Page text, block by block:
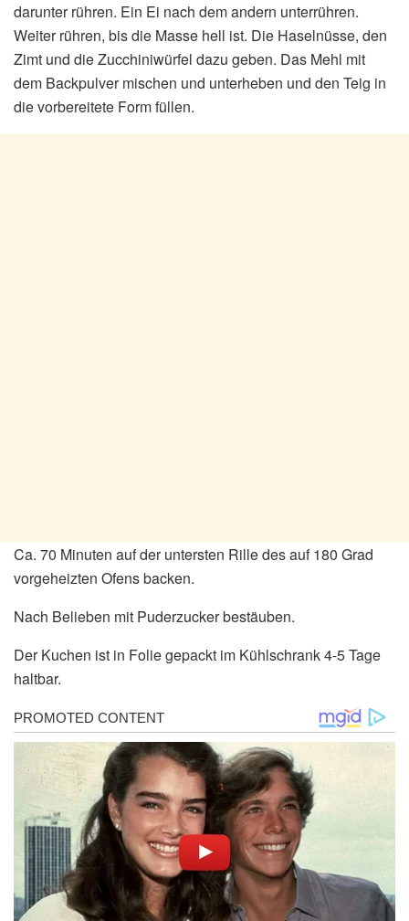
darunter rühren. Ein Ei nach dem andern unterrühren.
Weiter rühren, bis die Masse hell ist. Die Haselnüsse, den
Zimt und die Zucchiniwürfel dazu geben. Das Mehl mit
dem Backpulver mischen und unterheben und den Teig in
die vorbereitete Form füllen.
Ca. 70 Minuten auf der untersten Rille des auf 180 Grad
vorgeheizten Ofens backen.
Nach Belieben mit Puderzucker bestäuben.
Der Kuchen ist in Folie gepackt im Kühlschrank 4-5 Tage
haltbar.